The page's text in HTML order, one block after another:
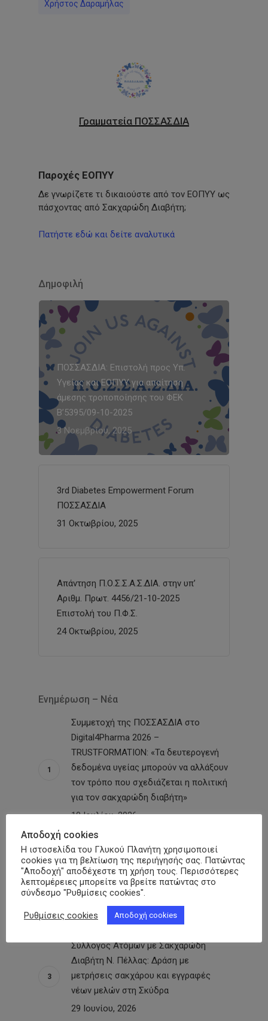
Χρήστος Δαραμήλας
Γραμματεία ΠΟΣΣΑΣΔΙΑ
Παροχές ΕΟΠΥΥ
Δε γνωρίζετε τι δικαιούστε από τον ΕΟΠΥΥ ως
πάσχοντας από Σακχαρώδη Διαβήτη;
Πατήστε εδώ και δείτε αναλυτικά
Δημοφιλή
ΠΟΣΣΑΣΔΙΑ: Επιστολή προς Υπ.
Υγείας και ΕΟΠΥΥ για απαίτηση
άμεσης τροποποίησης του ΦΕΚ
Β’5395/09-10-2025
3 Νοεμβρίου, 2025
3rd Diabetes Empowerment Forum
ΠΟΣΣΑΣΔΙΑ
31 Οκτωβρίου, 2025
Απάντηση Π.Ο.Σ.Σ.Α.Σ.ΔΙΑ. στην υπ’
Αριθμ. Πρωτ. 4456/21-10-2025
Επιστολή του Π.Φ.Σ.
24 Οκτωβρίου, 2025
Ενημέρωση – Νέα
Συμμετοχή της ΠΟΣΣΑΣΔΙΑ στο
Digital4Pharma 2026 –
TRUSTFORMATION: «Τα δευτερογενή
δεδομένα υγείας μπορούν να αλλάξουν
τον τρόπο που σχεδιάζεται η πολιτική
για τον σακχαρώδη διαβήτη»
10 Ιουλίου, 2026
Καλαμάτα-«Γλυκιά Μεσσηνία»: Δράση
με δωρεάν προληπτικές εξετάσεις σε
150 ανθρώπους στην Κεντρική Αγορά
της πόλης
30 Ιουνίου, 2026
Σύλλογος Ατόμων με Σακχαρώδη
Διαβήτη Ν. Πέλλας: Δράση με
μετρήσεις σακχάρου και εγγραφές
νέων μελών στη Σκύδρα
29 Ιουνίου, 2026
Αποδοχή cookies
Η ιστοσελίδα του Γλυκού Πλανήτη χρησιμοποιεί
cookies για τη βελτίωση της περιήγησής σας. Πατώντας
"Αποδοχή" αποδέχεστε τη χρήση τους. Περισσότερες
λεπτομέρειες μπορείτε να βρείτε πατώντας στο
σύνδεσμο "Ρυθμίσεις cookies".
Ρυθμίσεις cookies Αποδοχή cookies